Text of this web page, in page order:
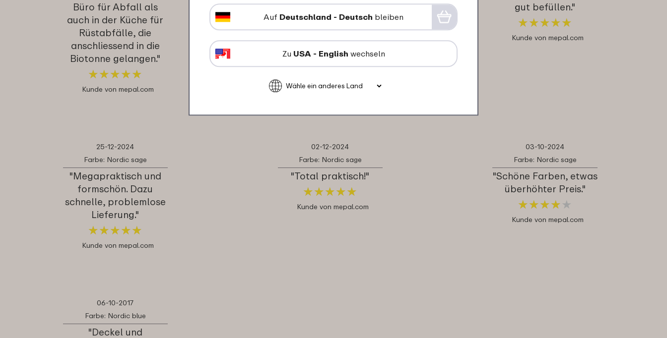
Büro für Abfall als
auch in der Küche für
Rüstabfälle, die
anschliessend in die
Biotonne gelangen."
★★★★★
★★★★★
Kunde von mepal.com
gut befüllen."
★★★★★
★★★★★
Kunde von mepal.com
25-12-2024
Farbe: Nordic sage
"Megapraktisch und
formschön. Dazu
schnelle, problemlose
Lieferung."
★★★★★
★★★★★
Kunde von mepal.com
02-12-2024
Farbe: Nordic sage
"Total praktisch!"
★★★★★
★★★★★
Kunde von mepal.com
03-10-2024
Farbe: Nordic sage
"Schöne Farben, etwas
überhöhter Preis."
★★★★ ★
★★★★ ★
Kunde von mepal.com
06-10-2017
Farbe: Nordic blue
"Deckel und
Auf Deutschland - Deutsch bleiben
Zu USA - English wechseln